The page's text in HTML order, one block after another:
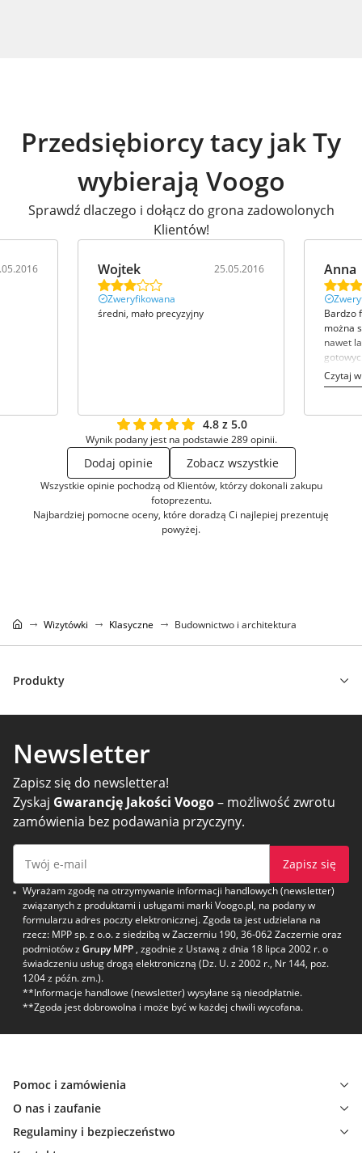
Przedsiębiorcy tacy jak Ty
wybierają Voogo
Sprawdź dlaczego i dołącz do grona zadowolonych
Klientów!
Wojtek 25.05.2016
Zweryfikowana
średni, mało precyzyjny
Anna
Bardzo
można
nawet
Czytaj
4.8 z 5.0
Wynik podany jest na podstawie 289 opinii.
Dodaj opinie Zobacz wszystkie
Wszystkie opinie pochodzą od Klientów, którzy dokonali zakupu
fotoprezentu.
Najbardziej pomocne oceny, które doradzą Ci najlepiej prezentuję
powyżej.
Wizytówki Klasyczne Budownictwo i architektura
Produkty
Newsletter
Zapisz się do newslettera!
Zyskaj Gwarancję Jakości Voogo– możliwość zwrotu
zamówienia bez podawania przyczyny.
Zapisz się
Wyrażam zgodę na otrzymywanie informacji handlowych (newsletter)
związanych z produktami i usługami marki Voogo.pl, na podany w
formularzu adres poczty elektronicznej. Zgoda ta jest udzielana na
rzecz: MPP sp. z o.o. z siedzibą w Zaczerniu 190, 36-062 Zaczernie oraz
podmiotów z Grupy MPP , zgodnie z Ustawą z dnia 18 lipca 2002 r. o
świadczeniu usług drogą elektroniczną (Dz. U. z 2002 r., Nr 144, poz.
1204 z późn. zm.).
**Informacje handlowe (newsletter) wysyłane są nieodpłatnie.
**Zgoda jest dobrowolna i może być w każdej chwili wycofana.
Pomoc i zamówienia
O nas i zaufanie
Regulaminy i bezpieczeństwo